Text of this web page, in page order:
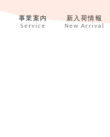
事業案内
Service
新入荷情報
New Arrival